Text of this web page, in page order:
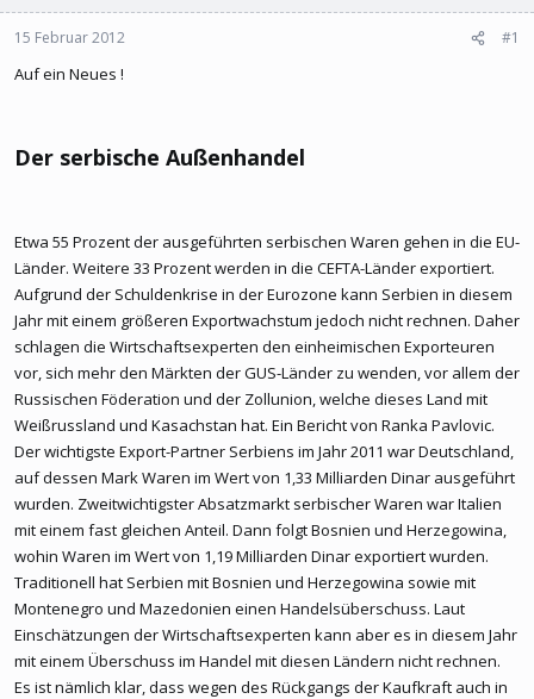
15 Februar 2012 #1
Auf ein Neues !
Der serbische Außenhandel
Etwa 55 Prozent der ausgeführten serbischen Waren gehen in die EU-
Länder. Weitere 33 Prozent werden in die CEFTA-Länder exportiert.
Aufgrund der Schuldenkrise in der Eurozone kann Serbien in diesem
Jahr mit einem größeren Exportwachstum jedoch nicht rechnen. Daher
schlagen die Wirtschaftsexperten den einheimischen Exporteuren
vor, sich mehr den Märkten der GUS-Länder zu wenden, vor allem der
Russischen Föderation und der Zollunion, welche dieses Land mit
Weißrussland und Kasachstan hat. Ein Bericht von Ranka Pavlovic.
Der wichtigste Export-Partner Serbiens im Jahr 2011 war Deutschland,
auf dessen Mark Waren im Wert von 1,33 Milliarden Dinar ausgeführt
wurden. Zweitwichtigster Absatzmarkt serbischer Waren war Italien
mit einem fast gleichen Anteil. Dann folgt Bosnien und Herzegowina,
wohin Waren im Wert von 1,19 Milliarden Dinar exportiert wurden.
Traditionell hat Serbien mit Bosnien und Herzegowina sowie mit
Montenegro und Mazedonien einen Handelsüberschuss. Laut
Einschätzungen der Wirtschaftsexperten kann aber es in diesem Jahr
mit einem Überschuss im Handel mit diesen Ländern nicht rechnen.
Es ist nämlich klar, dass wegen des Rückgangs der Kaufkraft auch in